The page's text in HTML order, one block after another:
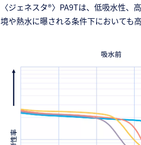
〈ジェネスタ®〉PA9Tは、低吸水性
境や熱水に曝される条件下においても